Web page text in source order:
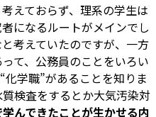
えておらず、理系の学生は
になるルートがメインでし
考えていたのですが、一方
て、公務員のことをいろい
化学職”があることを知りま
検査をするとか大気汚染対
んできたことが生かせる内